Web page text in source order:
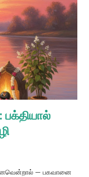
ஆத்யம் ஸுலபம் ஸுதுர்லபம்
ஆத்மாக்களாகிய நாம்
ஆயினும் ஒரு சிறந்த
அறியாமை எனும்
கப்பல்
— பகவானை